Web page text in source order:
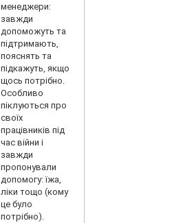
менеджери:
завжди
допоможуть та
підтримають,
пояснять та
підкажуть, якщо
щось потрібно.
Особливо
піклуються про
своїх
працівників під
час війни і
завжди
пропонували
допомогу: їжа,
ліки тощо (кому
це було
потрібно).